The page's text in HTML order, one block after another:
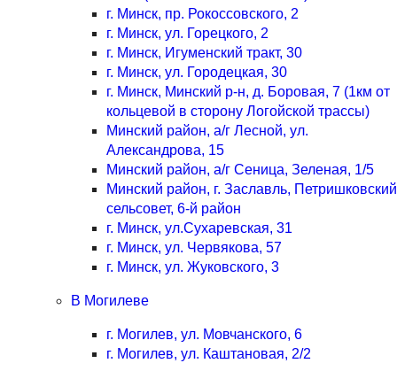
г. Минск, пр. Рокоссовского, 2
г. Минск, ул. Горецкого, 2
г. Минск, Игуменский тракт, 30
г. Минск, ул. Городецкая, 30
г. Минск, Минский р-н, д. Боровая, 7 (1км от
кольцевой в сторону Логойской трассы)
Минский район, а/г Лесной, ул.
Александрова, 15
Минский район, а/г Сеница, Зеленая, 1/5
Минский район, г. Заславль, Петришковский
сельсовет, 6-й район
г. Минск, ул.Сухаревская, 31
г. Минск, ул. Червякова, 57
г. Минск, ул. Жуковского, 3
В Могилеве
г. Могилев, ул. Мовчанского, 6
г. Могилев, ул. Каштановая, 2/2